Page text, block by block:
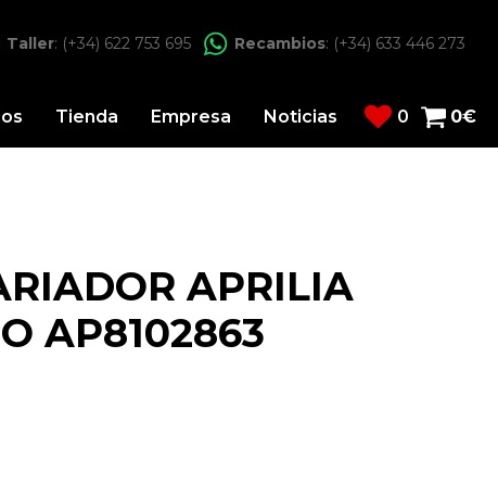
Taller: (+34) 622 753 695 Recambios: (+34) 633 446 273
Tienda Empresa Noticias 0 0€
APRILIA
AP8102863